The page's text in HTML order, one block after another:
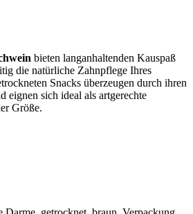
bieten langanhaltenden Kauspaß
die natürliche Zahnpflege Ihres
Snacks überzeugen durch ihren
eignen sich ideal als artgerechte
Größe.